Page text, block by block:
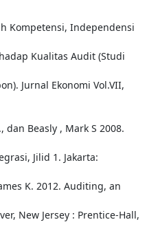
Kompetensi, Independensi
Kualitas Audit (Studi
Jurnal Ekonomi Vol.VII,
dan Beasly , Mark S 2008.
Jilid 1. Jakarta:
K. 2012. Auditing, an
New Jersey : Prentice-Hall,